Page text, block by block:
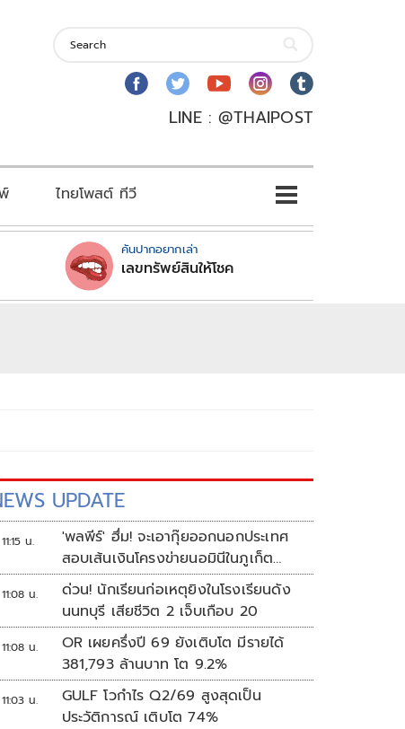
LINE : @THAIPOST
ไทยโพสต์ ทีวี
คันปากอยากเล่า
เลขทรัพย์สินให้โชค
UPDATE
11:15 น.
'พลพีร์' ฮึ่ม! จะเอากุ๊ยออกนอกประเทศ
สอบเส้นเงินโครงข่ายนอมินีในภูเก็ต
กว่า100บริษัท
11:08 น.
ด่วน! นักเรียนก่อเหตุยิงในโรงเรียนดัง
นนทบุรี เสียชีวิต 2 เจ็บเกือบ 20
11:08 น.
OR เผยครึ่งปี 69 ยังเติบโต มีรายได้
381,793 ล้านบาท โต 9.2%
11:03 น.
GULF โวกำไร Q2/69 สูงสุดเป็น
ประวัติการณ์ เติบโต 74%